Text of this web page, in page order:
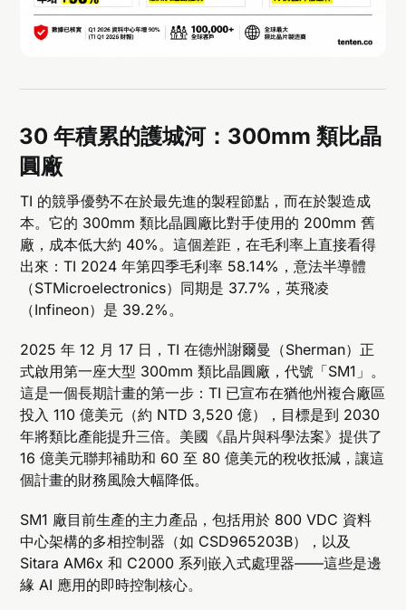
30 年積累的護城河：300mm 類比晶
圓廠
TI 的競爭優勢不在於最先進的製程節點，而在於製造成
本。它的 300mm 類比晶圓廠比對手使用的 200mm 舊
廠，成本低大約 40%。這個差距，在毛利率上直接看得
出來：TI 2024 年第四季毛利率 58.14%，意法半導體
（STMicroelectronics）同期是 37.7%，英飛凌
（Infineon）是 39.2%。
2025 年 12 月 17 日，TI 在德州謝爾曼（Sherman）正
式啟用第一座大型 300mm 類比晶圓廠，代號「SM1」。
這是一個長期計畫的第一步：TI 已宣布在猶他州複合廠區
投入 110 億美元（約 NTD 3,520 億），目標是到 2030
年將類比產能提升三倍。美國《晶片與科學法案》提供了
16 億美元聯邦補助和 60 至 80 億美元的稅收抵減，讓這
個計畫的財務風險大幅降低。
SM1 廠目前生產的主力產品，包括用於 800 VDC 資料
中心架構的多相控制器（如 CSD965203B），以及
Sitara AM6x 和 C2000 系列嵌入式處理器——這些是邊
緣 AI 應用的即時控制核心。